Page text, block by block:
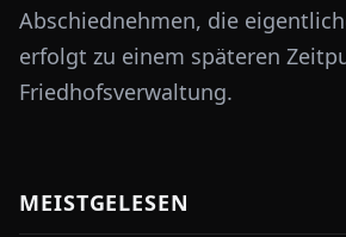
Abschiednehmen, die
erfolgt zu einem späteren
Friedhofsverwaltung.
MEISTGELESEN